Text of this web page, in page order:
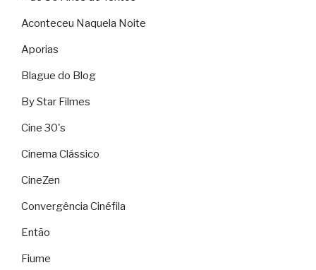
Aconteceu Naquela Noite
Aporias
Blague do Blog
By Star Filmes
Cine 30's
Cinema Clássico
CineZen
Convergência Cinéfila
Então
Fiume